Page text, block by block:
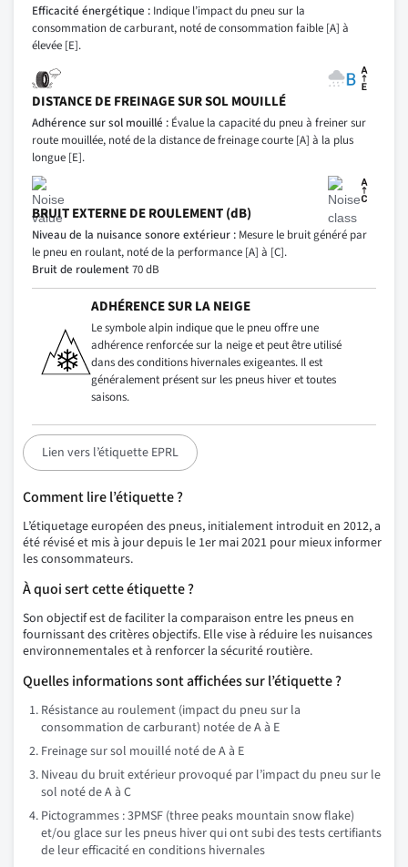
Efficacité énergétique : Indique l’impact du pneu sur la
consommation de carburant, noté de consommation faible [A] à
élevée [E].
DISTANCE DE FREINAGE SUR SOL MOUILLÉ
Adhérence sur sol mouillé : Évalue la capacité du pneu à freiner sur
route mouillée, noté de la distance de freinage courte [A] à la plus
longue [E].
BRUIT EXTERNE DE ROULEMENT (dB)
Niveau de la nuisance sonore extérieur : Mesure le bruit généré par
le pneu en roulant, noté de la performance [A] à [C].
Bruit de roulement70 dB
ADHÉRENCE SUR LA NEIGE
Le symbole alpin indique que le pneu offre une
adhérence renforcée sur la neige et peut être utilisé
dans des conditions hivernales exigeantes. Il est
généralement présent sur les pneus hiver et toutes
saisons.
Lien vers l’étiquette EPRL
Comment lire l’étiquette ?
L’étiquetage européen des pneus, initialement introduit en 2012, a
été révisé et mis à jour depuis le 1er mai 2021 pour mieux informer
les consommateurs.
À quoi sert cette étiquette ?
Son objectif est de faciliter la comparaison entre les pneus en
fournissant des critères objectifs. Elle vise à réduire les nuisances
environnementales et à renforcer la sécurité routière.
Quelles informations sont affichées sur l’étiquette ?
Résistance au roulement (impact du pneu sur la
consommation de carburant) notée de A à E
Freinage sur sol mouillé noté de A à E
Niveau du bruit extérieur provoqué par l’impact du pneu sur le
sol noté de A à C
Pictogrammes : 3PMSF (three peaks mountain snow flake)
et/ou glace sur les pneus hiver qui ont subi des tests certifiants
de leur efficacité en conditions hivernales